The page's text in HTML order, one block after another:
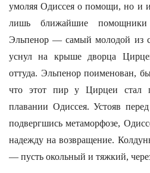
умоляя Одиссея о помощи, но и
лишь ближайшие
Эльпенор — самый молодой из
уснул на крыше дворца
оттуда. Эльпенор поименован,
что этот пир у Цирцеи стал
плавании Одиссея. Устояв
подвергшись метаморфозе,
надежду на возвращение.
— пусть окольный и тяжкий,